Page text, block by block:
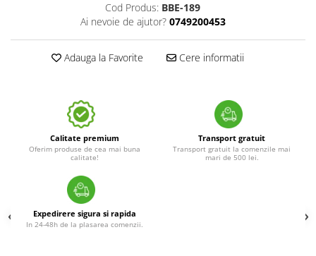
Cod Produs: BBE-189
Ai nevoie de ajutor? 0749200453
Adauga la Favorite Cere informatii
Calitate premium
Oferim produse de cea mai buna
calitate!
Transport gratuit
Transport gratuit la comenzile mai
mari de 500 lei.
Expedirere sigura si rapida
In 24-48h de la plasarea comenzii.